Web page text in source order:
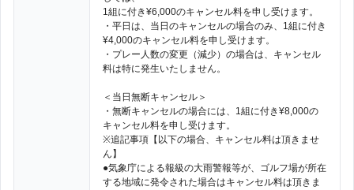
1組に付き¥6,000のキャンセル料を申し受けます。
・平日は、当日のキャンセルの場合のみ、1組に付き
¥4,000のキャンセル料を申し受けます。
・プレー人数の変更（減少）の場合は、キャンセル
料は特に発生いたしません。
＜当日無断キャンセル＞
・無断キャンセルの場合には、1組に付き¥8,000の
キャンセル料を申し受けます。
※追記事項【以下の場合、キャンセル料は頂きませ
ん】
●気象庁による報級の大雨警報等が、ゴルフ場が所在
する地域に発令された場合はキャンセル料は頂きま